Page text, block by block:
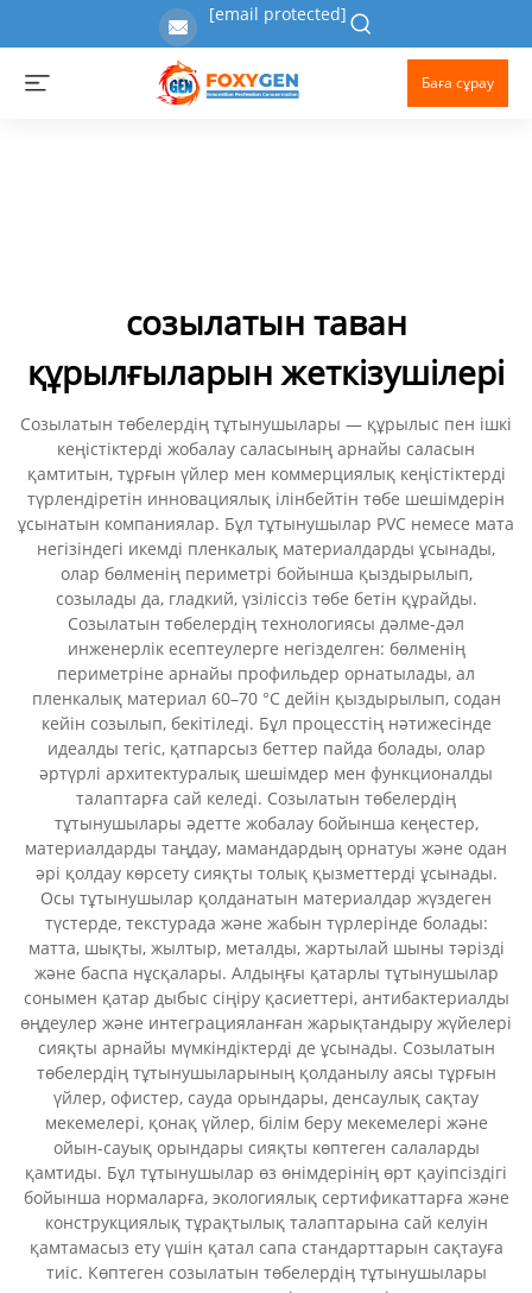
[email protected]
Баға сұрау
созылатын таван
құрылғыларын жеткізушілері
Созылатын төбелердің тұтынушылары — құрылыс пен ішкі
кеңістіктерді жобалау саласының арнайы саласын
қамтитын, тұрғын үйлер мен коммерциялық кеңістіктерді
түрлендіретін инновациялық ілінбейтін төбе шешімдерін
ұсынатын компаниялар. Бұл тұтынушылар PVC немесе мата
негізіндегі икемді пленкалық материалдарды ұсынады,
олар бөлменің периметрі бойынша қыздырылып,
созылады да, гладкий, үзіліссіз төбе бетін құрайды.
Созылатын төбелердің технологиясы дәлме-дәл
инженерлік есептеулерге негізделген: бөлменің
периметріне арнайы профильдер орнатылады, ал
пленкалық материал 60–70 °C дейін қыздырылып, содан
кейін созылып, бекітіледі. Бұл процесстің нәтижесінде
идеалды тегіс, қатпарсыз беттер пайда болады, олар
әртүрлі архитектуралық шешімдер мен функционалды
талаптарға сай келеді. Созылатын төбелердің
тұтынушылары әдетте жобалау бойынша кеңестер,
материалдарды таңдау, мамандардың орнатуы және одан
әрі қолдау көрсету сияқты толық қызметтерді ұсынады.
Осы тұтынушылар қолданатын материалдар жүздеген
түстерде, текстурада және жабын түрлерінде болады:
матта, шықты, жылтыр, металды, жартылай шыны тәрізді
және баспа нұсқалары. Алдыңғы қатарлы тұтынушылар
сонымен қатар дыбыс сіңіру қасиеттері, антибактериалды
өңдеулер және интеграцияланған жарықтандыру жүйелері
сияқты арнайы мүмкіндіктерді де ұсынады. Созылатын
төбелердің тұтынушыларының қолданылу аясы тұрғын
үйлер, офистер, сауда орындары, денсаулық сақтау
мекемелері, қонақ үйлер, білім беру мекемелері және
ойын-сауық орындары сияқты көптеген салаларды
қамтиды. Бұл тұтынушылар өз өнімдерінің өрт қауіпсіздігі
бойынша нормаларға, экологиялық сертификаттарға және
конструкциялық тұрақтылық талаптарына сай келуін
қамтамасыз ету үшін қатал сапа стандарттарын сақтауға
тиіс. Көптеген созылатын төбелердің тұтынушылары